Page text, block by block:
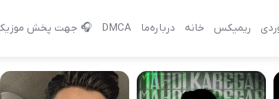
ریمیکس خانه درباره‌‌ما DMCA 🎧 جهت پخش